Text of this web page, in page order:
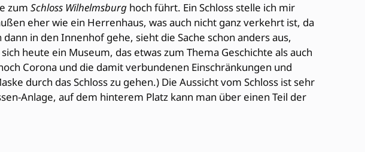
zumSchloss Wilhelmsburg hoch führt. Ein Schloss stelle ich mir
eher wie ein Herrenhaus, was auch nicht ganz verkehrt ist, da
in den Innenhof gehe, sieht die Sache schon anders aus,
heute ein Museum, das etwas zum Thema Geschichte als auch
Corona und die damit verbundenen Einschränkungen und
durch das Schloss zu gehen.) Die Aussicht vom Schloss ist sehr
Anlage, auf dem hinterem Platz kann man über einen Teil der